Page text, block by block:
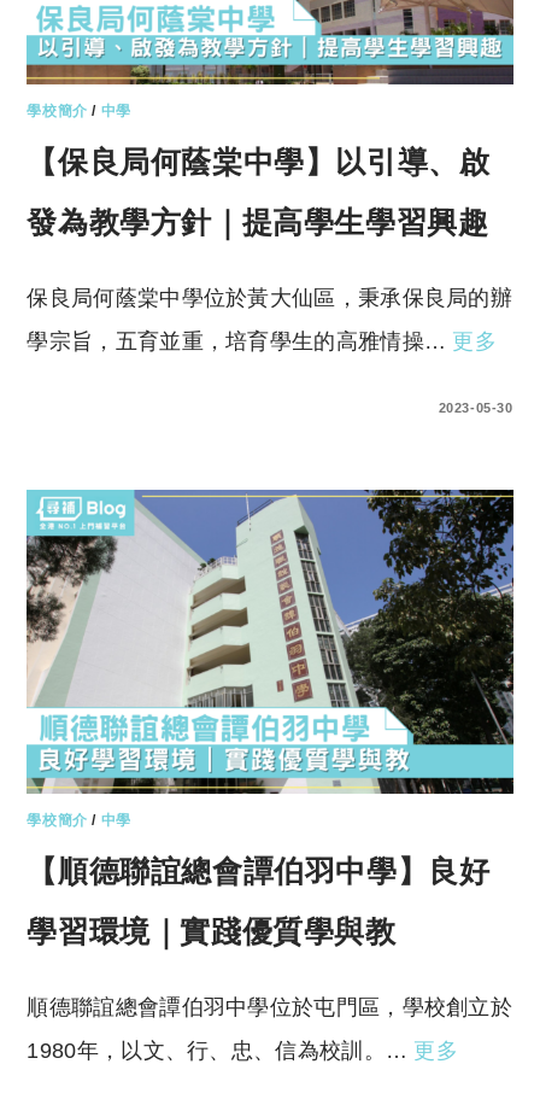
學校簡介 / 中學
【保良局何蔭棠中學】以引導、啟
發為教學方針｜提高學生學習興趣
保良局何蔭棠中學位於黃大仙區，秉承保良局的辦
學宗旨，五育並重，培育學生的高雅情操… 更多
2023-05-30
學校簡介 / 中學
【順德聯誼總會譚伯羽中學】良好
學習環境｜實踐優質學與教
順德聯誼總會譚伯羽中學位於屯門區，學校創立於
1980年，以文、行、忠、信為校訓。… 更多